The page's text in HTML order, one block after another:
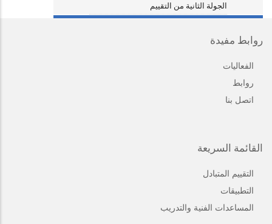
الجولة الثانية من التقييم
روابط مفيدة
الفعاليات
روابط
اتصل بنا
القائمة السريعة
التقييم المتبادل
التطبيقات
المساعدات الفنية والتدريب